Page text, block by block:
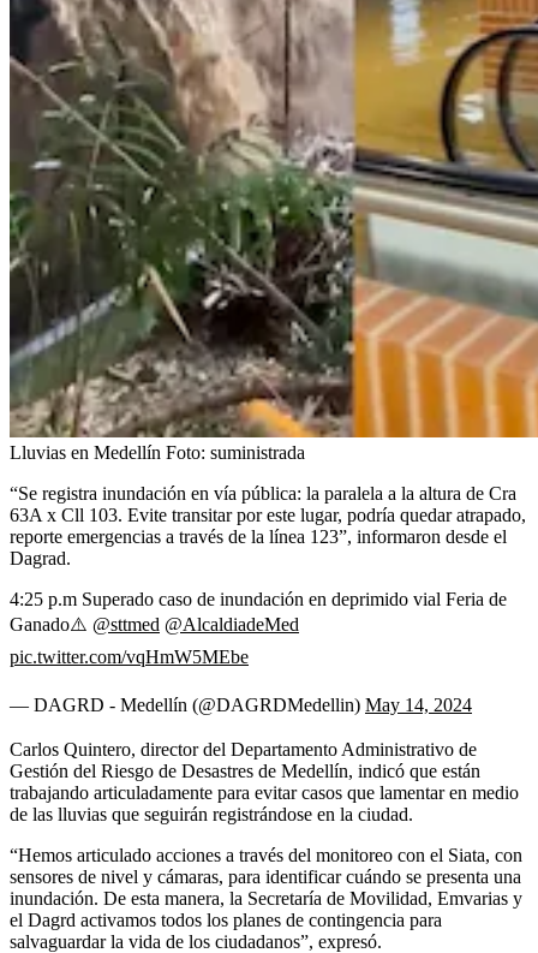
Lluvias en Medellín Foto: suministrada
“Se registra inundación en vía pública: la paralela a la altura de Cra
63A x Cll 103. Evite transitar por este lugar, podría quedar atrapado,
reporte emergencias a través de la línea 123”, informaron desde el
Dagrad.
4:25 p.m Superado caso de inundación en deprimido vial Feria de
Ganado⚠️ @sttmed @AlcaldiadeMed
pic.twitter.com/vqHmW5MEbe
— DAGRD - Medellín (@DAGRDMedellin) May 14, 2024
Carlos Quintero, director del Departamento Administrativo de
Gestión del Riesgo de Desastres de Medellín, indicó que están
trabajando articuladamente para evitar casos que lamentar en medio
de las lluvias que seguirán registrándose en la ciudad.
“Hemos articulado acciones a través del monitoreo con el Siata, con
sensores de nivel y cámaras, para identificar cuándo se presenta una
inundación. De esta manera, la Secretaría de Movilidad, Emvarias y
el Dagrd activamos todos los planes de contingencia para
salvaguardar la vida de los ciudadanos”, expresó.